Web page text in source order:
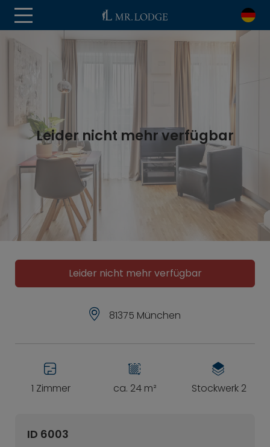
Leider nicht mehr verfügbar
Leider nicht mehr verfügbar
81375 München
1 Zimmer ca. 24 m² Stockwerk 2
ID 6003